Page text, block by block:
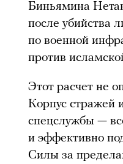
Биньямина
после убийства
по военной
против
Этот расчет не
Корпус стражей
спецслужбы —
и эффективно
Силы за